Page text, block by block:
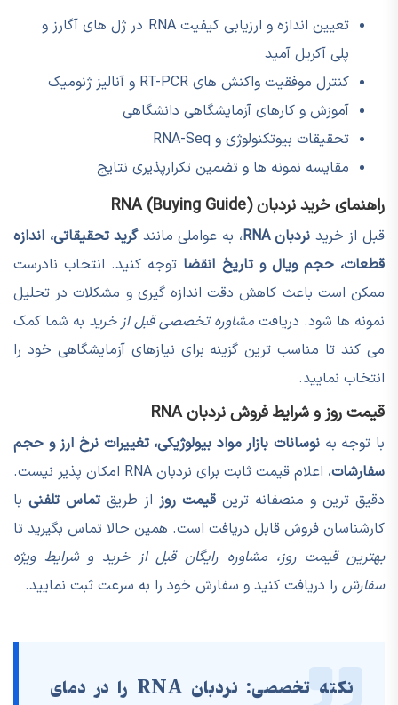
تعیین اندازه و ارزیابی کیفیت RNA در ژل های آگارز و
پلی آکریل آمید
کنترل موفقیت واکنش های RT-PCR و آنالیز ژنومیک
آموزش و کارهای آزمایشگاهی دانشگاهی
تحقیقات بیوتکنولوژی و RNA-Seq
مقایسه نمونه ها و تضمین تکرارپذیری نتایج
راهنمای خرید نردبان RNA (Buying Guide)
قبل از خرید نردبان RNA ، به عواملی مانندگرید تحقیقاتی، اندازه
قطعات، حجم ویال و تاریخ انقضا توجه کنید. انتخاب نادرست
ممکن است باعث کاهش دقت اندازه گیری و مشکلات در تحلیل
نمونه ها شود. دریافت مشاوره تخصصی قبل از خرید به شما کمک
می کند تا مناسب ترین گزینه برای نیازهای آزمایشگاهی خود را
انتخاب نمایید.
قیمت روز و شرایط فروش نردبان RNA
با توجه به نوسانات بازار مواد بیولوژیکی، تغییرات نرخ ارز و حجم
سفارشات
، اعلام قیمت ثابت برای نردبان RNA امکان پذیر نیست.
دقیق ترین و منصفانه ترین قیمت روز از طریق تماس تلفنی با
کارشناسان فروش قابل دریافت است. همین حالا تماس بگیرید تا
بهترین قیمت روز، مشاوره رایگان قبل از خرید و شرایط ویژه
سفارش را دریافت کنید و سفارش خود را به سرعت ثبت نمایید.
نکته تخصصی:
نردبان RNA را در دمای